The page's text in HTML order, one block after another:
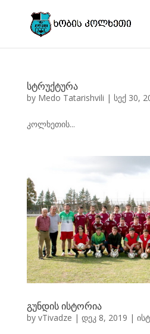
სტრუქტურა
by Medo Tatarishvili | სექ 30,
კოლხეთის...
გუნდის ისტორია
by vTivadze | დეკ 8, 2019 |